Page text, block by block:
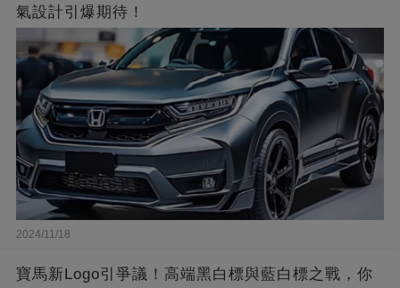
氣設計引爆期待！
2024/11/18
寶馬新Logo引爭議！高端黑白標與藍白標之戰，你